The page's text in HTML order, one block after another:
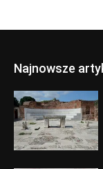
Najnowsze